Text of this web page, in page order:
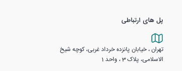
پل های ارتباطی
تهران ، خیابان پانزده خرداد غربی، کوچه شیخ
الاسلامی، پلاک 3 ، واحد 1